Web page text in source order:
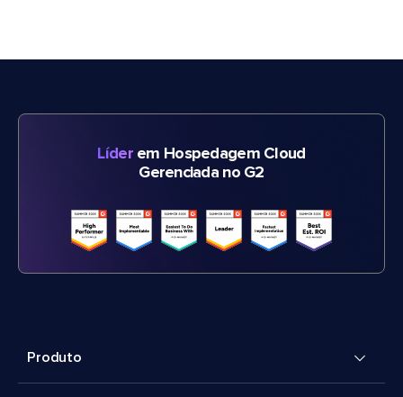
Líderem Hospedagem Cloud
Gerenciada no G2
Produto